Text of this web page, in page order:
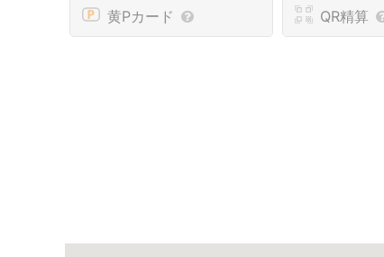
黄Pカード QR精算